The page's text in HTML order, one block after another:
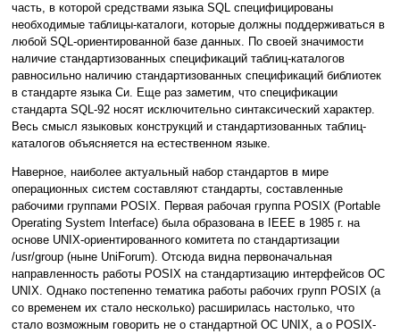
часть, в которой средствами языка SQL специфицированы
необходимые таблицы-каталоги, которые должны поддерживаться в
любой SQL-ориентированной базе данных. По своей значимости
наличие стандартизованных спецификаций таблиц-каталогов
равносильно наличию стандартизованных спецификаций библиотек
в стандарте языка Си. Еще раз заметим, что спецификации
стандарта SQL-92 носят исключительно синтаксический характер.
Весь смысл языковых конструкций и стандартизованных таблиц-
каталогов объясняется на естественном языке.
Наверное, наиболее актуальный набор стандартов в мире
операционных систем составляют стандарты, составленные
рабочими группами POSIX. Первая рабочая группа POSIX (Portable
Operating System Interface) была образована в IEEE в 1985 г. на
основе UNIX-ориентированного комитета по стандартизации
/usr/group (ныне UniForum). Отсюда видна первоначальная
направленность работы POSIX на стандартизацию интерфейсов ОС
UNIX. Однако постепенно тематика работы рабочих групп POSIX (а
со временем их стало несколько) расширилась настолько, что
стало возможным говорить не о стандартной ОС UNIX, а о POSIX-